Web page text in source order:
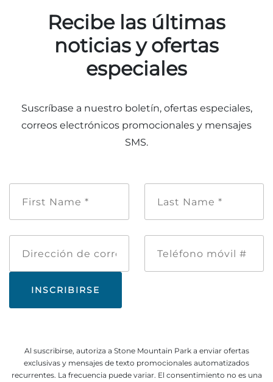
Recibe las últimas
noticias y ofertas
especiales
Suscríbase a nuestro boletín, ofertas especiales,
correos electrónicos promocionales y mensajes
SMS.
de
*
de
móvil
Al suscribirse, autoriza a Stone Mountain Park a enviar ofertas
exclusivas y mensajes de texto promocionales automatizados
recurrentes. La frecuencia puede variar. El consentimiento no es una